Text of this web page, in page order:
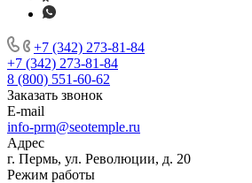
+7 (342) 273-81-84
+7 (342) 273-81-84
8 (800) 551-60-62
Заказать звонок
E-mail
info-prm@seotemple.ru
Адрес
г. Пермь, ул. Революции, д. 20
Режим работы